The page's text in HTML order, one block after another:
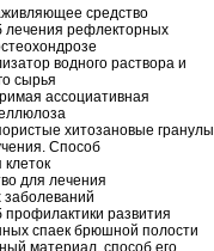
средство
лечения рефлекторных
водного раствора и
сырья
ассоциативная
хитозановые гранулы
Способ
клеток
для лечения
заболеваний
профилактики развития
спаек брюшной полости
материал, способ его